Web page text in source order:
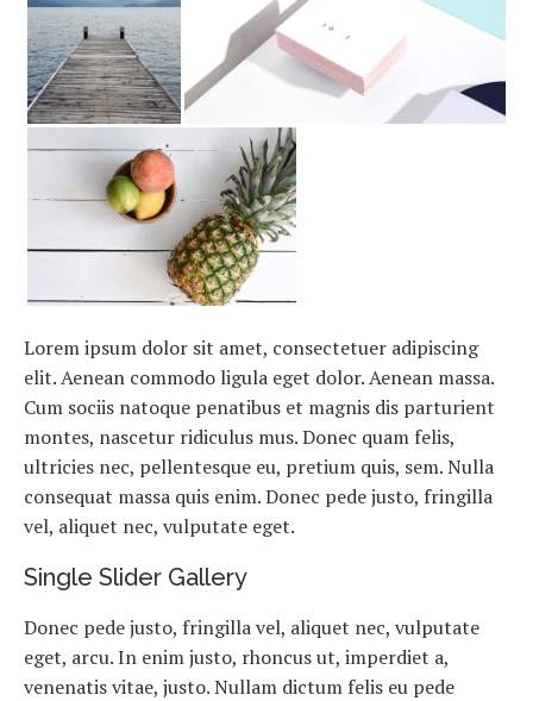
Lorem ipsum dolor sit amet, consectetuer adipiscing
elit. Aenean commodo ligula eget dolor. Aenean massa.
Cum sociis natoque penatibus et magnis dis parturient
montes, nascetur ridiculus mus. Donec quam felis,
ultricies nec, pellentesque eu, pretium quis, sem. Nulla
consequat massa quis enim. Donec pede justo, fringilla
vel, aliquet nec, vulputate eget.
Single Slider Gallery
Donec pede justo, fringilla vel, aliquet nec, vulputate
eget, arcu. In enim justo, rhoncus ut, imperdiet a,
venenatis vitae, justo. Nullam dictum felis eu pede